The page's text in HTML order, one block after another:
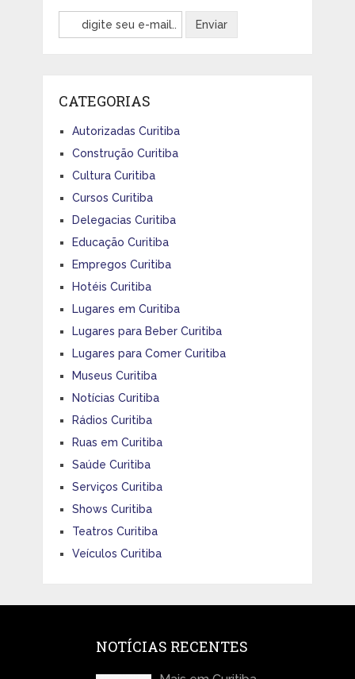
CATEGORIAS
Autorizadas Curitiba
Construção Curitiba
Cultura Curitiba
Cursos Curitiba
Delegacias Curitiba
Educação Curitiba
Empregos Curitiba
Hotéis Curitiba
Lugares em Curitiba
Lugares para Beber Curitiba
Lugares para Comer Curitiba
Museus Curitiba
Notícias Curitiba
Rádios Curitiba
Ruas em Curitiba
Saúde Curitiba
Serviços Curitiba
Shows Curitiba
Teatros Curitiba
Veículos Curitiba
NOTÍCIAS RECENTES